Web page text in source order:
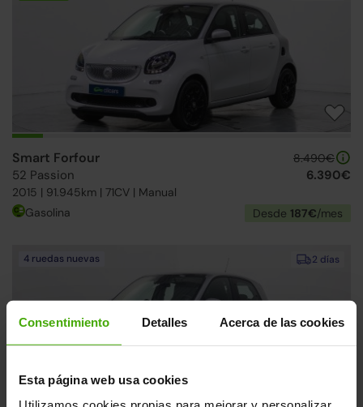
Consentimiento Detalles Acerca de las cookies
Esta página web usa cookies
Smart Forfour
52 Passion
2015 | 91.945km | 71CV | Manual
8.490€
6.390€
Gasolina Desde 187€/mes
2 días
4 ruedas nuevas